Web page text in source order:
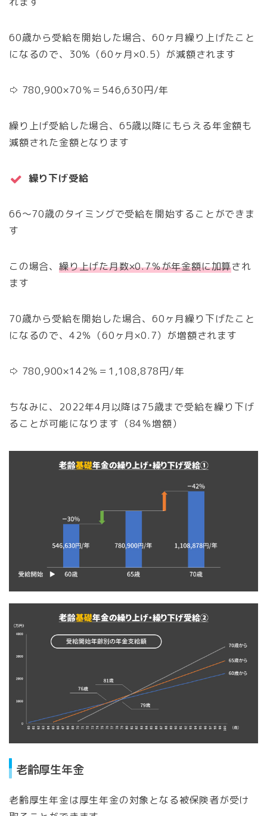
60歳から受給を開始した場合、60ヶ月繰り上げたこと
になるので、30%（60ヶ月×0.5）が減額されます
⇨ 780,900×70％＝546,630円/年
繰り上げ受給した場合、65歳以降にもらえる年金額も
減額された金額となります
繰り下げ受給
66～70歳のタイミングで受給を開始することができま
す
この場合、 繰り上げた月数×0.7％が年金額に加算され
ます
70歳から受給を開始した場合、60ヶ月繰り下げたこと
になるので、42％（60ヶ月×0.7）が増額されます
⇨ 780,900×142％＝1,108,878円/年
ちなみに、2022年4月以降は75歳まで受給を繰り下げ
ることが可能になります（84％増額）
老齢厚生年金
老齢厚生年金は厚生年金の対象となる被保険者が受け